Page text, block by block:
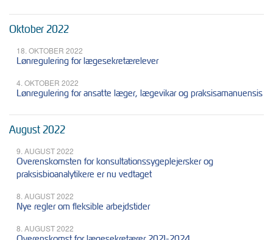
Oktober 2022
18. OKTOBER 2022
Lønregulering for lægesekretærelever
4. OKTOBER 2022
Lønregulering for ansatte læger, lægevikar og praksisamanuensis
August 2022
9. AUGUST 2022
Overenskomsten for konsultationssygeplejersker og
praksisbioanalytikere er nu vedtaget
8. AUGUST 2022
Nye regler om fleksible arbejdstider
8. AUGUST 2022